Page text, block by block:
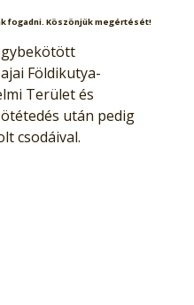
fogadni. Köszönjük megértését!
Földikutya-
Terület és
után pedig
csodáival.